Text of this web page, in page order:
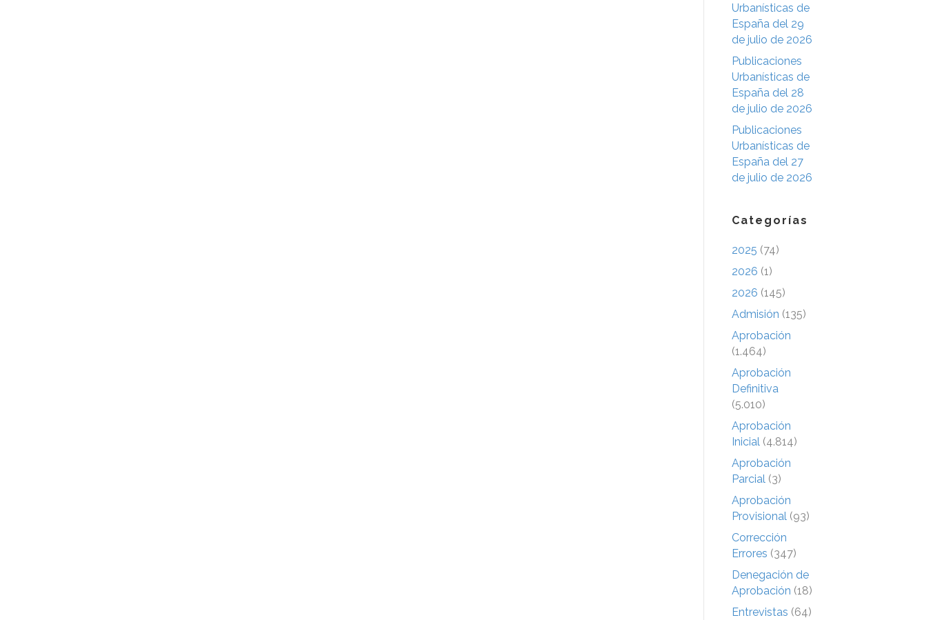
Urbanísticas de
España del 29
de julio de 2026
Publicaciones
Urbanísticas de
España del 28
de julio de 2026
Publicaciones
Urbanísticas de
España del 27
de julio de 2026
Categorías
2025 (74)
2026 (1)
2026 (145)
Admisión (135)
Aprobación
(1.464)
Aprobación
Definitiva
(5.010)
Aprobación
Inicial (4.814)
Aprobación
Parcial (3)
Aprobación
Provisional (93)
Corrección
Errores (347)
Denegación de
Aprobación (18)
Entrevistas (64)